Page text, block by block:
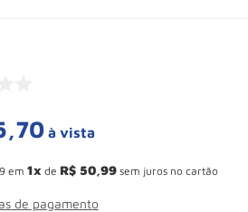
,70à vista
em 1 de R$ 50,99sem juros no cartão
de pagamento